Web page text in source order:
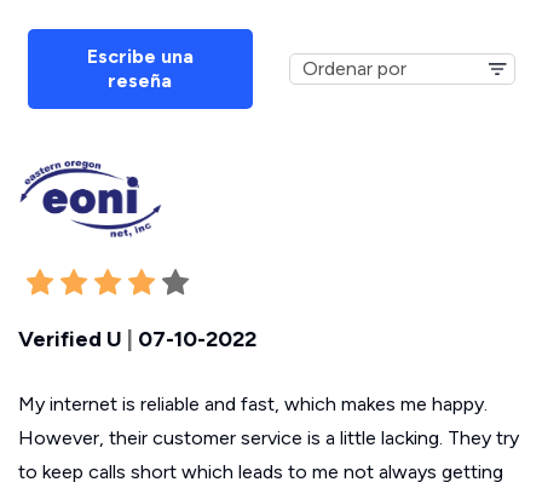
Escribe una
reseña
Verified U 07-10-2022
My internet is reliable and fast, which makes me happy.
However, their customer service is a little lacking. They try
to keep calls short which leads to me not always getting